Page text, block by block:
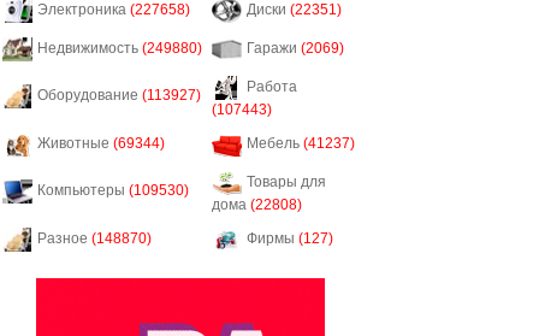
Электроника (227658) Диски (22351)
Недвижимость (249880) Гаражи (2069)
Оборудование (113927)
Работа
(107443)
Животные (69344) Мебель (41237)
Компьютеры (109530)
Товары для
дома (22808)
Разное (148870) Фирмы (127)